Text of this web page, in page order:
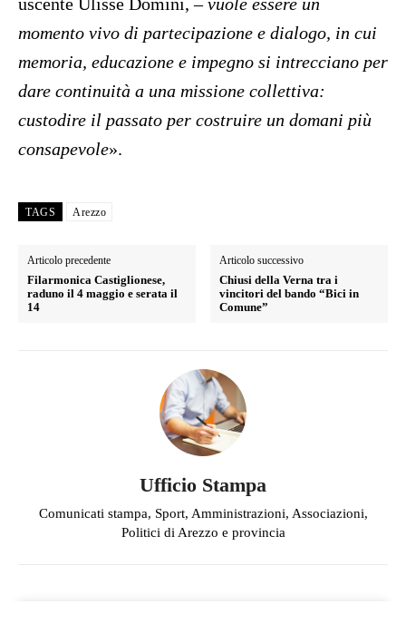
momento vivo di partecipazione e dialogo, in cui
memoria, educazione e impegno si intrecciano per
dare continuità a una missione collettiva:
custodire il passato per costruire un domani più
consapevole».
TAGS Arezzo
Articolo precedente
Filarmonica Castiglionese,
raduno il 4 maggio e serata il
14
Articolo successivo
Chiusi della Verna tra i
vincitori del bando “Bici in
Comune”
Ufficio Stampa
Comunicati stampa, Sport, Amministrazioni, Associazioni,
Politici di Arezzo e provincia